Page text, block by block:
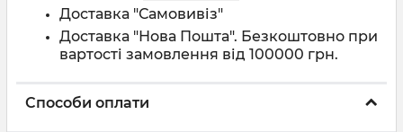
Доставка "Самовивіз"
Доставка "Нова Пошта". Безкоштовно при
вартості замовлення від 100000 грн.
Способи оплати